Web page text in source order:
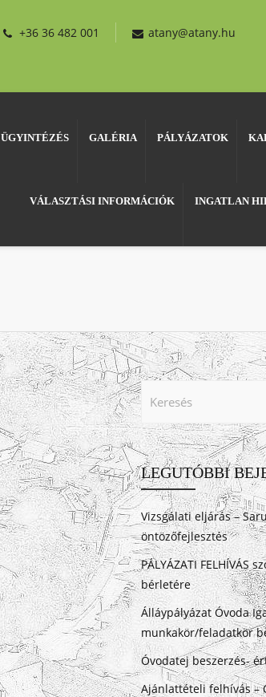
+36 36 482 001 atany@atany.hu
ÜGYINTÉZÉS GALÉRIA PÁLYÁZATOK
VÁLASZTÁSI INFORMÁCIÓK INGATLAN
LEGUTÓBBI
Vizsgálati eljárás –
öntözőfejlesztés
PÁLYÁZATI FELHÍVÁS
bérletére
Álláypályázat Óvoda
munkakör/feladatkör
Óvodatej beszerzés-
Ajánlattételi felhívás –